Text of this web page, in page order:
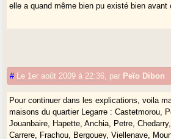
Navarron : prénom gascon médiéval
Fontan : écriture latinisante pour le gascon
Couloumot en bon gascon mais également
remarqué à La Bastide-Clairence cette
elle a quand même bien pu existé bien avant
# Le 1er août 2009 à 22:36 par Peïo Dibon
Pour continuer dans les explications, voila
maisons du quartier Legarre : Castetmorou,
Jouanbaire, Hapette, Anchia, Petre,
Carrere, Frachou, Bergouey, Viellenave,